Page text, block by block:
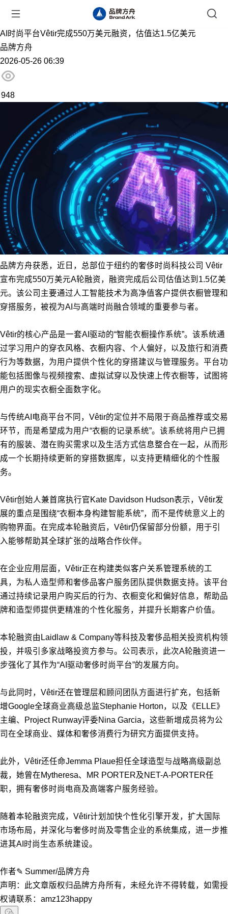
AI时尚平台Vêtir完成550万美元融资，估值达1.5亿美元
品牌方舟
2026-05-26 06:39
948
品牌方舟获悉，近日，总部位于纽约的奢侈时尚科技公司 Vêtir
宣布完成550万美元A轮融资，融资完成后公司估值达到1.5亿美
元。该公司主要通过人工智能技术为高净值客户提供衣橱管理和
穿搭服务，被视为AI与高端时尚融合领域的重要参与者。
Vêtir的核心产品是一套AI驱动的“智能衣橱操作系统”。该系统通
过学习用户的穿衣风格、衣橱内容、个人偏好，以及旅行和消费
行为等数据，为用户提供个性化的穿搭建议与管理服务。平台功
能包括图像与视频搜索、虚拟试穿以及快速上传衣橱等，试图将
用户的现实衣橱全面数字化。
与传统AI电商平台不同，Vêtir的定位并不局限于商品推荐或交易
环节，而是希望成为用户“衣橱的记录系统”。该系统将用户已拥
有的服装、潜在购买需求以及生活方式信息整合在一起，从而形
成一个长期持续更新的穿搭数据库，以支持更精细化的个性服
务。
Vêtir创始人兼首席执行官Kate Davidson Hudson表示，Vêtir发
展的重点是围绕“衣橱本身构建智能系统”，而不是传统意义上的
购物界面。在完成本轮融资后，Vêtir仍保留部分份额，用于引
入能够帮助其全球扩张的战略合作伙伴。
在企业应用层面，Vêtir正在构建类似客户关系管理系统的工
具，为私人造型师和奢侈品客户服务团队提供数据支持。该平台
通过持续记录用户购买后的行为、衣橱变化和偏好信息，帮助品
牌和造型师提供更精准的个性化服务，并提升长期客户价值。
本轮融资由Laidlaw & Company等科技及奢侈品相关投资机构领
投，并吸引多家战略投资方参与。公司表示，此次A轮融资进一
步强化了其作为“AI驱动奢侈时尚平台”的发展方向。
与此同时，Vêtir还在管理层和顾问团队方面进行扩充，包括新
增Google全球商业高级总监Stephanie Horton，以及《ELLE》
主编、Project Runway评委Nina Garcia，这些新增成员将为公
司在全球商业、媒体和奢侈消费行为研究方面提供支持。
此外，Vêtir还任命Jemma Plaue担任全球造型与战略高级副总
裁，她曾在Mytheresa、MR PORTER及NET-A-PORTER任
职，拥有奢侈时尚电商及高端客户服务经验。
随着本轮融资完成，Vêtir计划加快个性化引擎开发，扩大国际
市场布局，并深化与奢侈时尚及零售企业的系统集成，进一步推
进其AI时尚生态系统建设。
作者✎ Summer/品牌方舟
声明：此文章版权归品牌方舟所有，未经允许不得转载，如需授
权请联系：amz123happy